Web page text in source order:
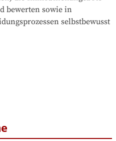
bewerten sowie in
selbstbewusst